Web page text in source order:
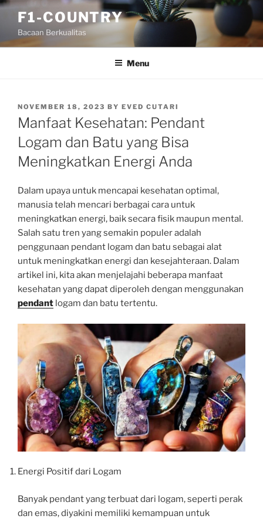
Skip
content
F1-COUNTRY
Bacaan Berkualitas
Menu
POSTED
ON
NOVEMBER 18, 2023 BY EVED CUTARI
Manfaat Kesehatan: Pendant
Logam dan Batu yang Bisa
Meningkatkan Energi Anda
Dalam upaya untuk mencapai kesehatan optimal,
manusia telah mencari berbagai cara untuk
meningkatkan energi, baik secara fisik maupun mental.
Salah satu tren yang semakin populer adalah
penggunaan pendant logam dan batu sebagai alat
untuk meningkatkan energi dan kesejahteraan. Dalam
artikel ini, kita akan menjelajahi beberapa manfaat
kesehatan yang dapat diperoleh dengan menggunakan
pendant logam dan batu tertentu.
Energi Positif dari Logam
Banyak pendant yang terbuat dari logam, seperti perak
dan emas, diyakini memiliki kemampuan untuk